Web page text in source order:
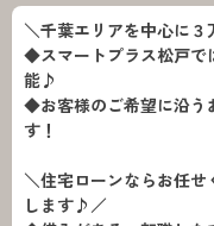
＼千葉エリアを中心に
◆スマートプラス松戸で
能♪
◆お客様のご希望に沿う
す！
＼住宅ローンならお任
します♪／